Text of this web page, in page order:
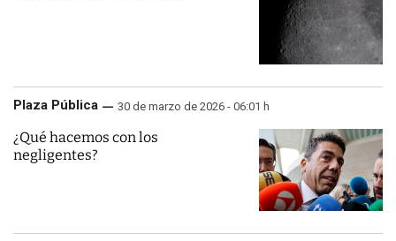
Plaza Pública 30 de marzo de 2026 - 06:01 h
¿Qué hacemos con los
negligentes?